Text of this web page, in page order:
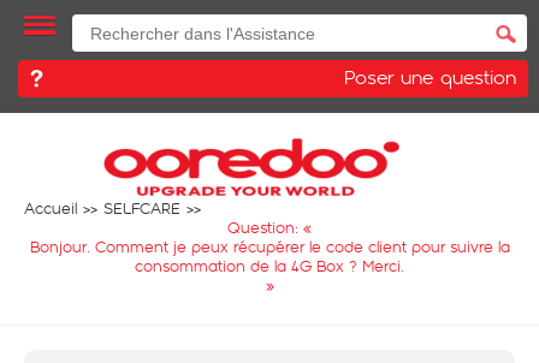
Poser une question
Accueil
SELFCARE
Question: «
Bonjour. Comment je peux récupérer le code client pour suivre la
consommation de la 4G Box ? Merci.
»